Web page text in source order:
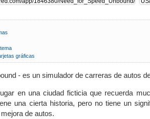
gráficas
- es un simulador de carreras de autos
en una ciudad ficticia que recuerda
una cierta historia, pero no tiene un
de autos.